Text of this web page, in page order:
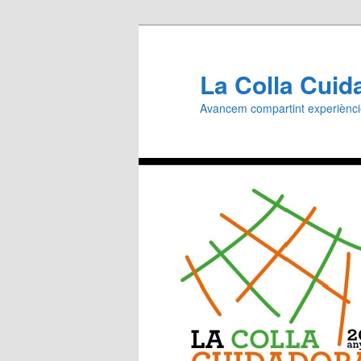
La Colla
Avancem compartint